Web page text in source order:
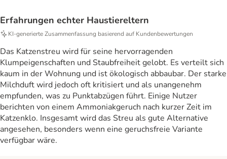
Erfahrungen echter Haustiereltern
KI‑generierte Zusammenfassung basierend auf Kundenbewertungen
Das Katzenstreu wird für seine hervorragenden
Klumpeigenschaften und Staubfreiheit gelobt. Es verteilt sich
kaum in der Wohnung und ist ökologisch abbaubar. Der starke
Milchduft wird jedoch oft kritisiert und als unangenehm
empfunden, was zu Punktabzügen führt. Einige Nutzer
berichten von einem Ammoniakgeruch nach kurzer Zeit im
Katzenklo. Insgesamt wird das Streu als gute Alternative
angesehen, besonders wenn eine geruchsfreie Variante
verfügbar wäre.